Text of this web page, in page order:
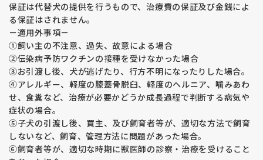
保証は代替犬の提供を行うもので、治療費の保証及び金銭によ
る保証はされません。
－適用外事項－
①飼い主の不注意、過失、故意による場合
②伝染病予防ワクチンの接種を受けなかった場合
③お引渡し後、犬が逃げたり、行方不明になったりした場合。
④アレルギー、軽度の膝蓋骨脱臼、軽度のヘルニア、噛みあわ
せ、食糞など、治療が必要かどうか成長過程で判断する病気や
症状の場合。
⑤子犬の引渡し後、買主、及び飼育者等が、適切な方法で飼育
しないなど、飼育、管理方法に問題があった場合。
⑥飼育者等が、適切な時期に獣医師の診察・治療を受けること